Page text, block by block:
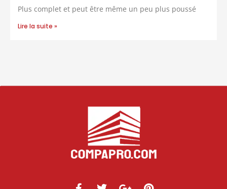
Plus complet et peut être même un peu plus poussé
Lire la suite »